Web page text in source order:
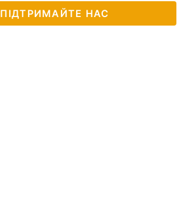
ПІДТРИМАЙТЕ НАС